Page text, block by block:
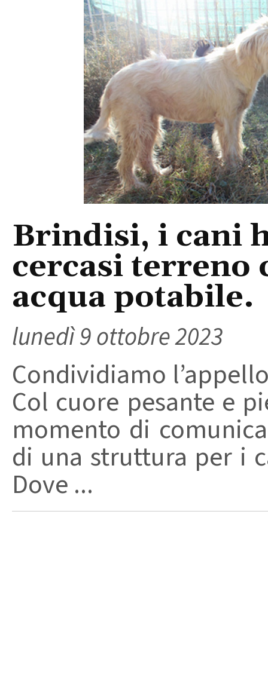
Brindisi, i cani
cercasi terreno
acqua potabile.
lunedì 9 ottobre 2023
Condividiamo
Col cuore pesante e
momento di
di una struttura per i
Dove ...